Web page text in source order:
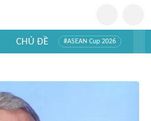
CHỦ ĐỀ #ASEAN Cup 2026